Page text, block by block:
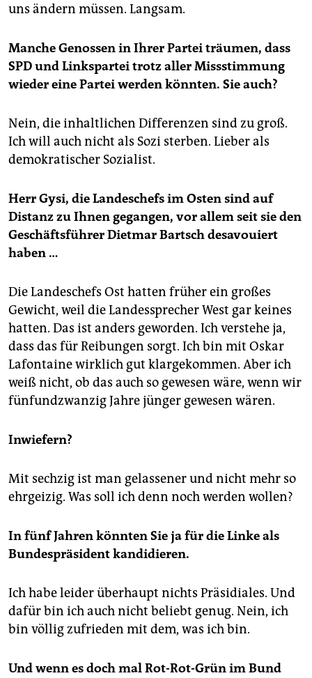
uns ändern müssen. Langsam.
Manche Genossen in Ihrer Partei träumen, dass
SPD und Linkspartei trotz aller Missstimmung
wieder eine Partei werden könnten. Sie auch?
Nein, die inhaltlichen Differenzen sind zu groß.
Ich will auch nicht als Sozi sterben. Lieber als
demokratischer Sozialist.
Herr Gysi, die Landeschefs im Osten sind auf
Distanz zu Ihnen gegangen, vor allem seit sie den
Geschäftsführer Dietmar Bartsch desavouiert
haben …
Die Landeschefs Ost hatten früher ein großes
Gewicht, weil die Landessprecher West gar keines
hatten. Das ist anders geworden. Ich verstehe ja,
dass das für Reibungen sorgt. Ich bin mit Oskar
Lafontaine wirklich gut klargekommen. Aber ich
weiß nicht, ob das auch so gewesen wäre, wenn wir
fünfundzwanzig Jahre jünger gewesen wären.
Inwiefern?
Mit sechzig ist man gelassener und nicht mehr so
ehrgeizig. Was soll ich denn noch werden wollen?
In fünf Jahren könnten Sie ja für die Linke als
Bundespräsident kandidieren.
Ich habe leider überhaupt nichts Präsidiales. Und
dafür bin ich auch nicht beliebt genug. Nein, ich
bin völlig zufrieden mit dem, was ich bin.
Und wenn es doch mal Rot-Rot-Grün im Bund